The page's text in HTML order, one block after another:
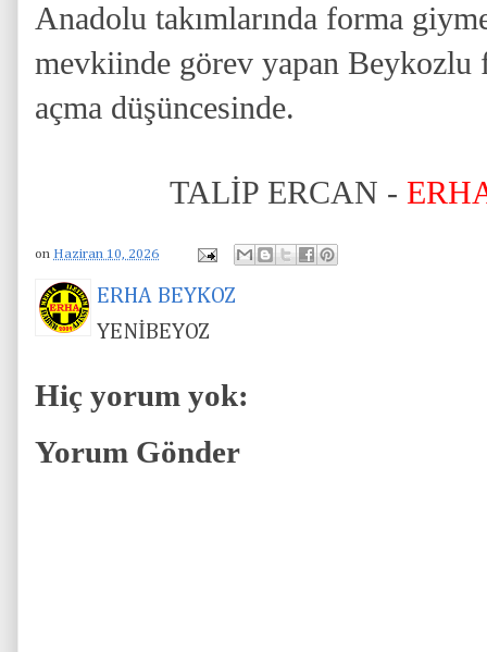
Anadolu takımlarında forma
mevkiinde görev yapan
açma düşüncesinde.
TALİP ERCAN -
on Haziran 10, 2026
ERHA BEYKOZ
YENİBEYOZ
Hiç yorum yok:
Yorum Gönder